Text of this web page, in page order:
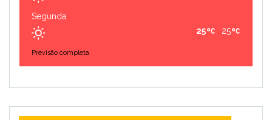
Segunda
25
25
Previsão completa